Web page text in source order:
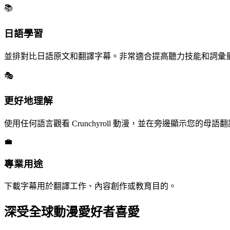
📚
日語學習
並排對比日語原文和翻譯字幕。非常適合提高聽力技能和詞彙
🎭
更好地理解
使用任何語言觀看 Crunchyroll 動漫，並在旁邊顯示您的母語翻
💼
專業用途
下載字幕用於翻譯工作、內容創作或教育目的。
深受全球動漫愛好者喜愛